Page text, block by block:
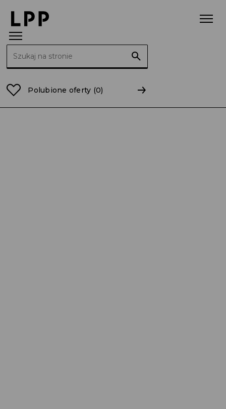
Polubione oferty (0)
Strona główna 2012